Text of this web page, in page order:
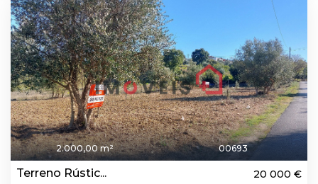
2.000,00 m² 00693
Terreno Rústic... 20 000 €